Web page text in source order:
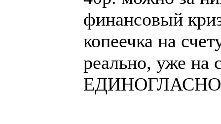
финансовый
копеечка на
реально, уже на